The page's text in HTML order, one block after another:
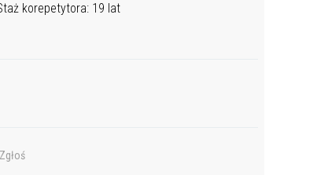
korepetytora: 19 lat
Zgłoś